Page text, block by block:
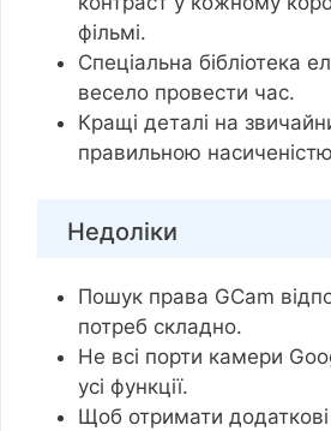
фільмі.
Спеціальна бібліотека
весело провести час.
Кращі деталі на
правильною
Недоліки
Пошук права GCam
потреб складно.
Не всі порти камери
усі функції.
Щоб отримати додаткові